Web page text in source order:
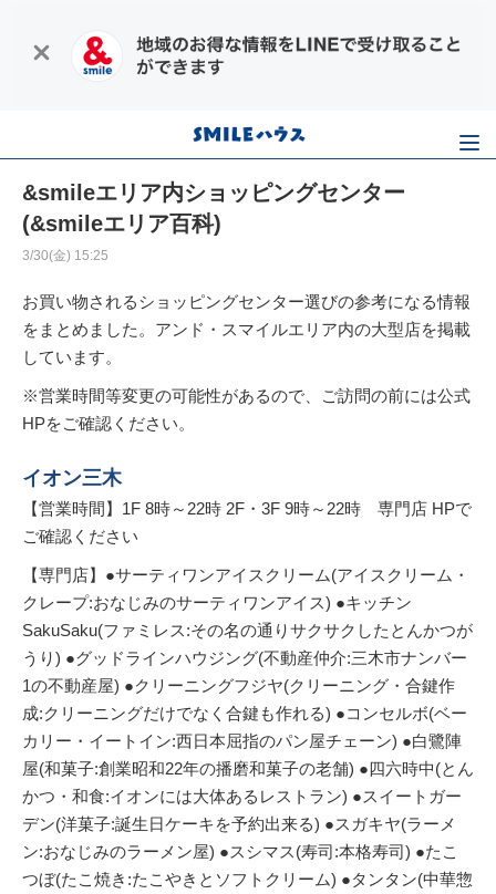
&smileエリア内ショッピングセンター
(&smileエリア百科)
3/30(金) 15:25
お買い物されるショッピングセンター選びの参考になる情報
をまとめました。アンド・スマイルエリア内の大型店を掲載
しています。
※営業時間等変更の可能性があるので、ご訪問の前には公式
HPをご確認ください。
イオン三木
【営業時間】1F 8時～22時 2F・3F 9時～22時 専門店 HPで
ご確認ください
【専門店】●サーティワンアイスクリーム(アイスクリーム・
クレープ:おなじみのサーティワンアイス) ●キッチン
SakuSaku(ファミレス:その名の通りサクサクしたとんかつが
うり) ●グッドラインハウジング(不動産仲介:三木市ナンバー
1の不動産屋) ●クリーニングフジヤ(クリーニング・合鍵作
成:クリーニングだけでなく合鍵も作れる) ●コンセルボ(ベー
カリー・イートイン:西日本屈指のパン屋チェーン) ●白鷺陣
屋(和菓子:創業昭和22年の播磨和菓子の老舗) ●四六時中(とん
かつ・和食:イオンには大体あるレストラン) ●スイートガー
デン(洋菓子:誕生日ケーキを予約出来る) ●スガキヤ(ラーメ
ン:おなじみのラーメン屋) ●スシマス(寿司:本格寿司) ●たこ
つぼ(たこ焼き:たこやきとソフトクリーム) ●タンタン(中華惣